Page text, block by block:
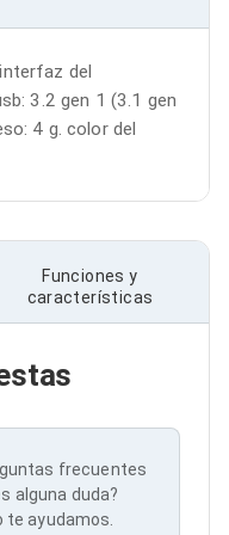
del
3.2 gen 1 (3.1 gen
4 g. color del
Funciones y
características
frecuentes
alguna duda?
te ayudamos.